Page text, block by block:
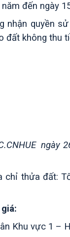
đến ngày
quyền
không thu
ngày
thửa đất:
Khu vực 1 –